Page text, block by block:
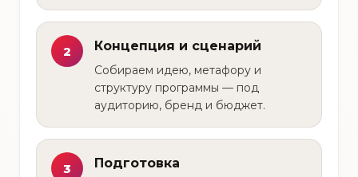
2 Концепция и сценарий
Собираем идею, метафору и
структуру программы — под
аудиторию, бренд и бюджет.
3 Подготовка